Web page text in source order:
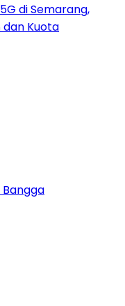
di Semarang,
Kuota